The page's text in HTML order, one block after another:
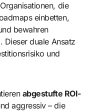
die
einbetten,
bewahren
Dieser duale Ansatz
und
abgestufte ROI-
aggressiv – die